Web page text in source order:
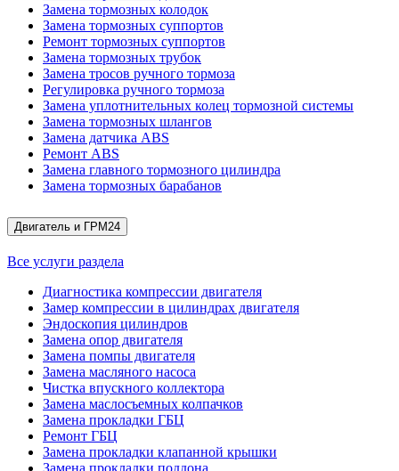
Замена тормозных колодок
Замена тормозных суппортов
Ремонт тормозных суппортов
Замена тормозных трубок
Замена тросов ручного тормоза
Регулировка ручного тормоза
Замена уплотнительных колец тормозной системы
Замена тормозных шлангов
Замена датчика ABS
Ремонт ABS
Замена главного тормозного цилиндра
Замена тормозных барабанов
Двигатель и ГРМ24
Все услуги раздела
Диагностика компрессии двигателя
Замер компрессии в цилиндрах двигателя
Эндоскопия цилиндров
Замена опор двигателя
Замена помпы двигателя
Замена масляного насоса
Чистка впускного коллектора
Замена маслосъемных колпачков
Замена прокладки ГБЦ
Ремонт ГБЦ
Замена прокладки клапанной крышки